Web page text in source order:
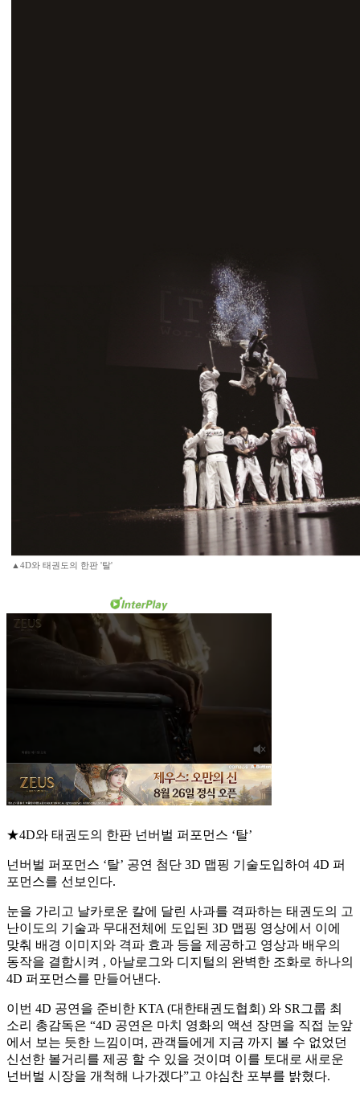
▲4D와 태권도의 한판 '탈'
★4D와 태권도의 한판 넌버벌 퍼포먼스 ‘탈’
넌버벌 퍼포먼스 ‘탈’ 공연 첨단 3D 맵핑 기술도입하여 4D 퍼
포먼스를 선보인다.
눈을 가리고 날카로운 칼에 달린 사과를 격파하는 태권도의 고
난이도의 기술과 무대전체에 도입된 3D 맵핑 영상에서 이에
맞춰 배경 이미지와 격파 효과 등을 제공하고 영상과 배우의
동작을 결합시켜 , 아날로그와 디지털의 완벽한 조화로 하나의
4D 퍼포먼스를 만들어낸다.
이번 4D 공연을 준비한 KTA (대한태권도협회) 와 SR그룹 최
소리 총감독은 “4D 공연은 마치 영화의 액션 장면을 직접 눈앞
에서 보는 듯한 느낌이며, 관객들에게 지금 까지 볼 수 없었던
신선한 볼거리를 제공 할 수 있을 것이며 이를 토대로 새로운
넌버벌 시장을 개척해 나가겠다”고 야심찬 포부를 밝혔다.